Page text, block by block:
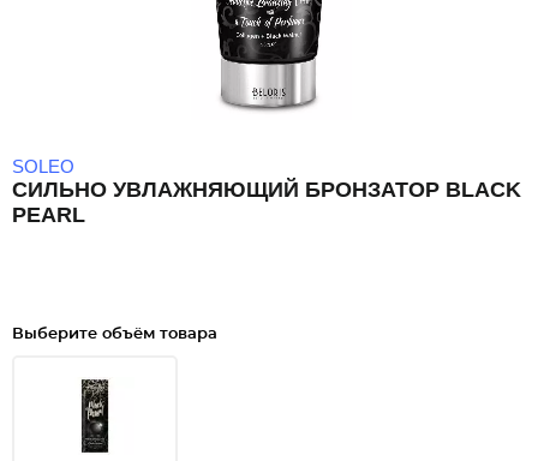
SOLEO
СИЛЬНО УВЛАЖНЯЮЩИЙ БРОНЗАТОР BLACK
PEARL
Выберите объём товара